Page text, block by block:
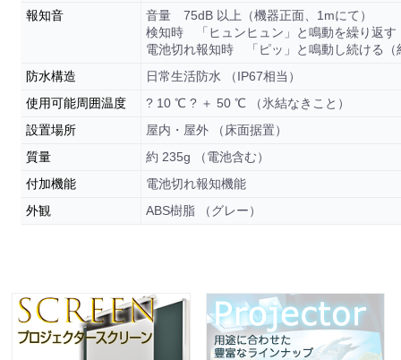
報知音
音量 75dB 以上（機器正面、1mにて）
検知時 「ヒュンヒュン」と鳴動を繰り返す
電池切れ報知時 「ピッ」と鳴動し続ける（
防水構造
日常生活防水 （IP67相当）
使用可能周囲温度
? 10 ℃ ? ＋ 50 ℃ （氷結なきこと）
設置場所
屋内・屋外 （床面据置）
質量
約 235g （電池含む）
付加機能
電池切れ報知機能
外観
ABS樹脂 （グレー）